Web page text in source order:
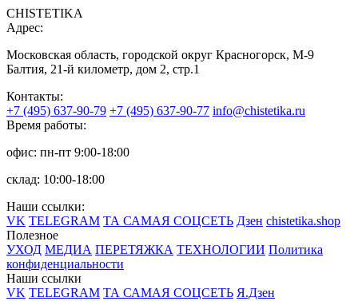
CHISTETIKA
Адрес:
Московская область, городской округ Красногорск, М-9
Балтия, 21-й километр, дом 2, стр.1
Контакты:
+7 (495) 637-90-79 +7 (495) 637-90-77 info@chistetika.ru
Время работы:
офис: пн-пт 9:00-18:00
склад: 10:00-18:00
Наши ссылки:
VK TELEGRAM ТА САМАЯ СОЦСЕТЬ Дзен chistetika.shop
Полезное
УХОД МЕДИА ПЕРЕТЯЖКА ТЕХНОЛОГИИ Политика
конфиденциальности
Наши ссылки
VK TELEGRAM ТА САМАЯ СОЦСЕТЬ Я.Дзен